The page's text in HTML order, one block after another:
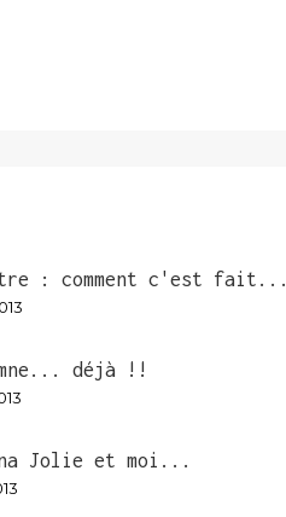
: comment c'est fait...
déjà !!
Jolie et moi...